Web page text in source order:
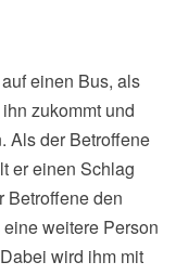
einen Bus, als
zukommt und
Als der Betroffene
er einen Schlag
Betroffene den
weitere Person
wird ihm mit